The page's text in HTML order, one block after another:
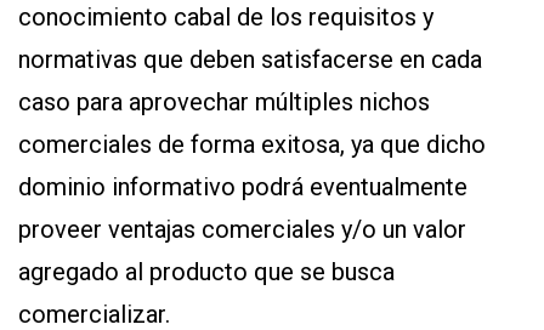
conocimiento cabal de los requisitos y
normativas que deben satisfacerse en cada
caso para aprovechar múltiples nichos
comerciales de forma exitosa, ya que dicho
dominio informativo podrá eventualmente
proveer ventajas comerciales y/o un valor
agregado al producto que se busca
comercializar.